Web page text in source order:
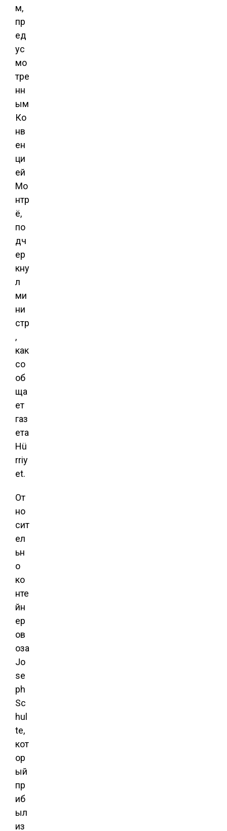
м,
пр
ед
ус
мо
тре
нн
ым
Ко
нв
ен
ци
ей
Мо
нтр
ё,
по
дч
ер
кну
л
ми
ни
стр
,
как
со
об
ща
ет
газ
ета
Hü
rriy
et.
От
но
сит
ел
ьн
о
ко
нте
йн
ер
ов
оза
Jo
se
ph
Sc
hul
te,
кот
ор
ый
пр
иб
ыл
из